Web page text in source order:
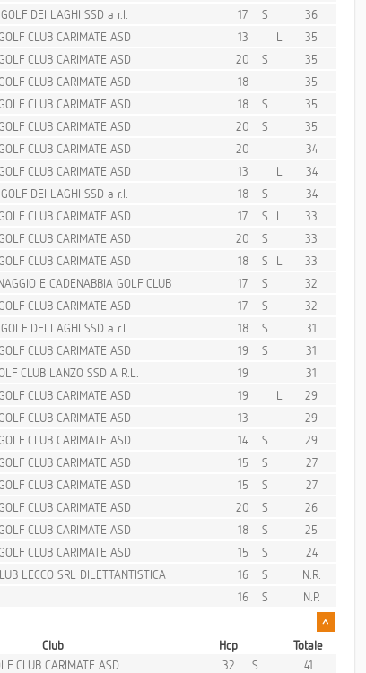
GOLF DEI LAGHI SSD a r.l. 17 S
36
CLUB CARIMATE ASD 13 L
35
CLUB CARIMATE ASD 20 S
35
CLUB CARIMATE ASD 18
35
CLUB CARIMATE ASD 18 S
35
CLUB CARIMATE ASD 20 S
35
CLUB CARIMATE ASD 20
34
CLUB CARIMATE ASD 13 L
34
GOLF DEI LAGHI SSD a r.l. 18 S
34
CLUB CARIMATE ASD 17 S L
33
CLUB CARIMATE ASD 20 S
33
CLUB CARIMATE ASD 18 S L
33
E CADENABBIA GOLF CLUB 17 S
32
CLUB CARIMATE ASD 17 S
32
GOLF DEI LAGHI SSD a r.l. 18 S
31
CLUB CARIMATE ASD 19 S
31
CLUB LANZO SSD A R.L. 19
31
CLUB CARIMATE ASD 19 L
29
CLUB CARIMATE ASD 13
29
CLUB CARIMATE ASD 14 S
29
CLUB CARIMATE ASD 15 S
27
CLUB CARIMATE ASD 15 S
27
CLUB CARIMATE ASD 20 S
26
CLUB CARIMATE ASD 18 S
25
CLUB CARIMATE ASD 15 S
24
LECCO SRL DILETTANTISTICA 16 S
N.R.
16 S
N.P.
^
Club Hcp
Totale
CLUB CARIMATE ASD 32 S
41